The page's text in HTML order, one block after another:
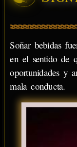
Soñar bebidas
en el sentido de
oportunidades y
mala conducta.